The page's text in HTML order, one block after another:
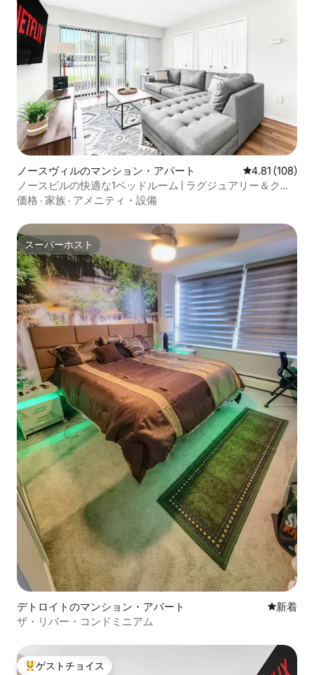
ノースヴィルのマンション・アパート レビュー108
4.81 (108)
ノースビルの快適な1ベッドルーム | ラグジュアリー＆クリ
ーン
価格 · 家族 · アメニティ・設備
スーパーホスト
スーパーホスト
デトロイトのマンション・アパート 新しい宿
新着
ザ・リバー・コンドミニアム
大好評のゲストチョイスです。
ゲストチョイス